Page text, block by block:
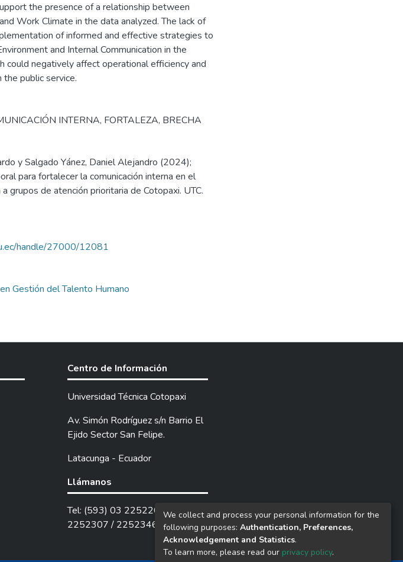
the presence of a relationship between
Work Climate in the data analyzed. The lack of
of informed and effective strategies to
and Internal Communication in the
could negatively affect operational efficiency and
public service.
INTERNA, FORTALEZA, BRECHA
y Salgado Yánez, Daniel Alejandro (2024);
para fortalecer la comunicación interna en el
grupos de atención prioritaria de Cotopaxi. UTC.
handle/27000/12081
Gestión del Talento Humano
Centro de Información
Universidad Técnica Cotopaxi
Av. Simón Rodríguez s/n Barrio El
Ejido Sector San Felipe.
Latacunga - Ecuador
Llámanos
Tel: (593) 03 2252205 /
2252307 / 2252346.
We collect and process your personal information for the
following purposes: Authentication, Preferences,
Acknowledgement and Statistics.
To learn more, please read our privacy policy.